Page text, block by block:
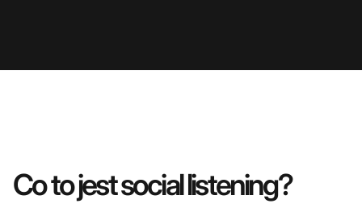
Co to jest social listening?